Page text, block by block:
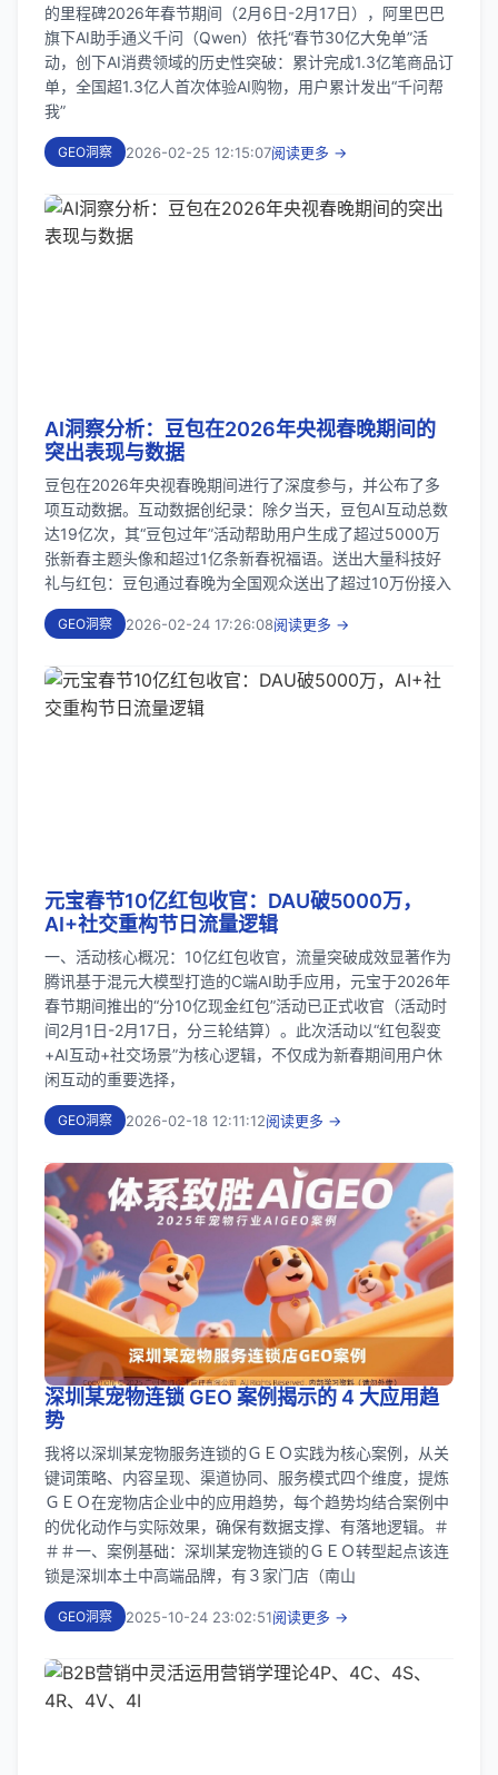
的里程碑2026年春节期间（2月6日-2月17日），阿里巴巴
旗下AI助手通义千问（Qwen）依托“春节30亿大免单”活
动，创下AI消费领域的历史性突破：累计完成1.3亿笔商品订
单，全国超1.3亿人首次体验AI购物，用户累计发出“千问帮
我”
GEO洞察 2026-02-25 12:15:07阅读更多 →
AI洞察分析：豆包在2026年央视春晚期间的
突出表现与数据
豆包在2026年央视春晚期间进行了深度参与，并公布了多
项互动数据。‌互动数据创纪录‌：除夕当天，豆包AI互动总数
达‌19亿次‌，其“豆包过年”活动帮助用户生成了‌超过5000万
张‌新春主题头像和‌超过1亿条‌新春祝福语。‌‌‌送出大量科技好
礼与红包‌：豆包通过春晚为全国观众送出了‌超过10万份‌接入
GEO洞察 2026-02-24 17:26:08阅读更多 →
元宝春节10亿红包收官：DAU破5000万，
AI+社交重构节日流量逻辑
一、活动核心概况：10亿红包收官，流量突破成效显著作为
腾讯基于混元大模型打造的C端AI助手应用，元宝于2026年
春节期间推出的“分10亿现金红包”活动已正式收官（活动时
间2月1日-2月17日，分三轮结算）。此次活动以“红包裂变
+AI互动+社交场景”为核心逻辑，不仅成为新春期间用户休
闲互动的重要选择，
GEO洞察 2026-02-18 12:11:12阅读更多 →
深圳某宠物连锁 GEO 案例揭示的 4 大应用趋
势
我将以深圳某宠物服务连锁的ＧＥＯ实践为核心案例，从关
键词策略、内容呈现、渠道协同、服务模式四个维度，提炼
ＧＥＯ在宠物店企业中的应用趋势，每个趋势均结合案例中
的优化动作与实际效果，确保有数据支撑、有落地逻辑。＃
＃＃一、案例基础：深圳某宠物连锁的ＧＥＯ转型起点该连
锁是深圳本土中高端品牌，有３家门店（南山
GEO洞察 2025-10-24 23:02:51阅读更多 →